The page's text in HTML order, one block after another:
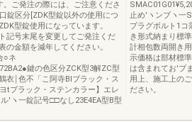
ご発注の際には、ご注意くださ
錠区分[ZDK型錠以外の使用につ
型錠使用になっています。
記号末尾を変更してご発注くだ
の金額を減年してください。
○ネ
鍵の色区分ZCK型3解ZC型
衣￨色不「こ阿寺BIブラック・ス
tブラック・ステンカラー】エレ
′ヽ一錠記号□□なし23E4EA型B型
止め′ヽンブヽ一
プラグボルト1コ
き形式納まり標
計相包数両開き
示価格は部材標
は含まれてお'ブ
用上、施工上の
ださい。